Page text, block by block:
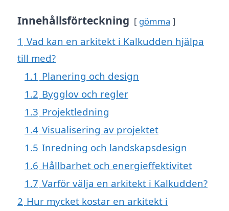
Innehållsförteckning gömma
1 Vad kan en arkitekt i Kalkudden hjälpa
till med?
1.1 Planering och design
1.2 Bygglov och regler
1.3 Projektledning
1.4 Visualisering av projektet
1.5 Inredning och landskapsdesign
1.6 Hållbarhet och energieffektivitet
1.7 Varför välja en arkitekt i Kalkudden?
2 Hur mycket kostar en arkitekt i